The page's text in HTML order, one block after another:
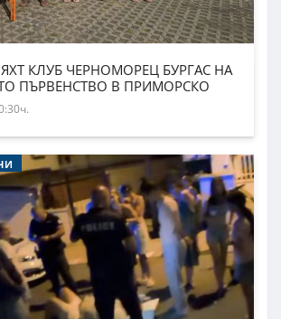
КЛУБ ЧЕРНОМОРЕЦ БУРГАС НА
ПЪРВЕНСТВО В ПРИМОРСКО